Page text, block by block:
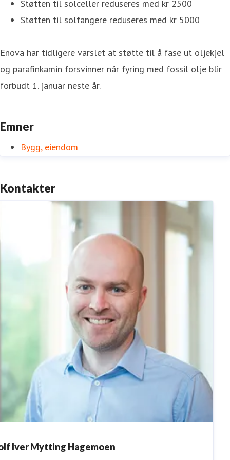
Støtten til solceller reduseres med kr 2500
Støtten til solfangere reduseres med kr 5000
Enova har tidligere varslet at støtte til å fase ut oljekjel
og parafinkamin forsvinner når fyring med fossil olje blir
forbudt 1. januar neste år.
Emner
Bygg, eiendom
Kontakter
Iver Mytting Hagemoen